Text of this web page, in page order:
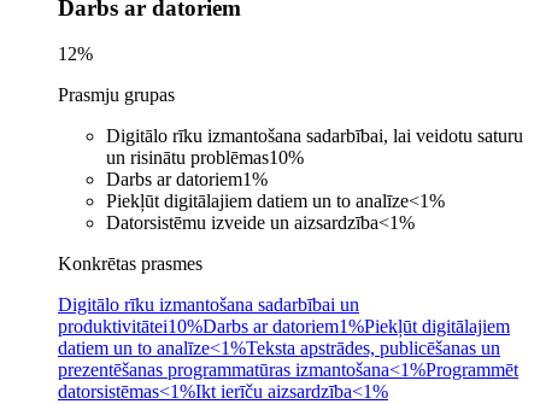
Darbs ar datoriem
12%
Prasmju grupas
Digitālo rīku izmantošana sadarbībai, lai veidotu saturu
un risinātu problēmas10%
Darbs ar datoriem1%
Piekļūt digitālajiem datiem un to analīze<1%
Datorsistēmu izveide un aizsardzība<1%
Konkrētas prasmes
Digitālo rīku izmantošana sadarbībai un
produktivitātei10%Darbs ar datoriem1%Piekļūt digitālajiem
datiem un to analīze<1%Teksta apstrādes, publicēšanas un
prezentēšanas programmatūras izmantošana<1%Programmēt
datorsistēmas<1%Ikt ierīču aizsardzība<1%